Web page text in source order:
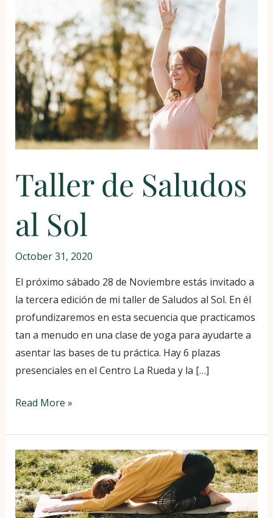
Taller de Saludos
al Sol
October 31, 2020
El próximo sábado 28 de Noviembre estás invitado a
la tercera edición de mi taller de Saludos al Sol. En él
profundizaremos en esta secuencia que practicamos
tan a menudo en una clase de yoga para ayudarte a
asentar las bases de tu práctica. Hay 6 plazas
presenciales en el Centro La Rueda y la […]
Saludos
al
Sol
Read More »
Vuelta
a
ti:
un